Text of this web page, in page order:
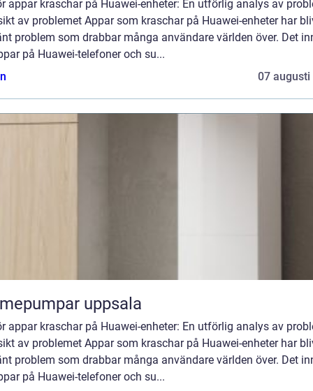
appar kraschar på Huawei-enheter: En utförlig analys av
av problemet Appar som kraschar på Huawei-enheter har
problem som drabbar många användare världen över. Det
på Huawei-telefoner och su...
07 augusti
uppsala
appar kraschar på Huawei-enheter: En utförlig analys av
av problemet Appar som kraschar på Huawei-enheter har
problem som drabbar många användare världen över. Det
på Huawei-telefoner och su...